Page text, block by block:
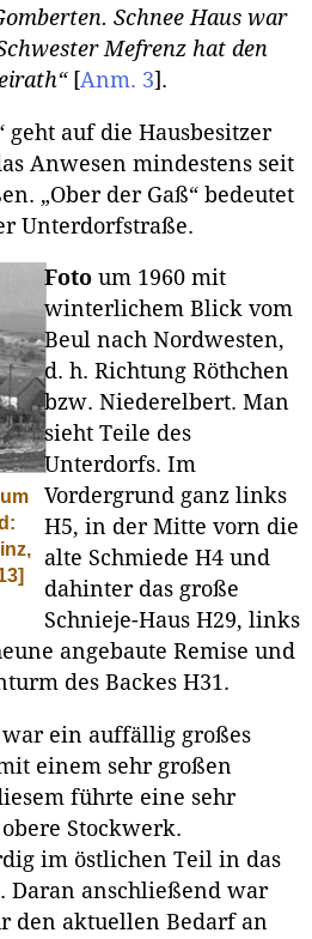
Schnee Haus war
Mefrenz hat den
[Anm. 3] .
geht auf die Hausbesitzer
Anwesen mindestens seit
„Ober der Gaß“ bedeutet
Unterdorfstraße.
Foto um 1960 mit
winterlichem Blick vom
Beul nach Nordwesten,
d. h. Richtung Röthchen
bzw. Niederelbert. Man
sieht Teile des
Unterdorfs. Im
Vordergrund ganz links
H5, in der Mitte vorn die
alte Schmiede H4 und
dahinter das große
Schnieje-Haus H29, links
angebaute Remise und
des Backes H31.
war ein auffällig großes
einem sehr großen
führte eine sehr
Stockwerk.
im östlichen Teil in das
Daran anschließend war
den aktuellen Bedarf an